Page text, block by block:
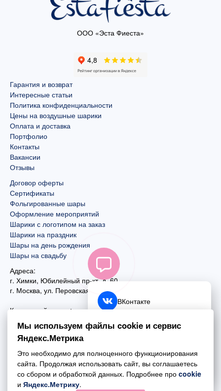
ООО «Эста Фиеста»
Гарантия и возврат
Интересные статьи
Политика конфиденциальности
Цены на воздушные шарики
Оплата и доставка
Портфолио
Контакты
Вакансии
Отзывы
Договор оферты
Сертификаты
Фольгированные шары
Оформление мероприятий
Шарики с логотипом на заказ
Шарики на праздник
Шары на день рождения
Шары на свадьбу
Адреса:
г. Химки, Юбилейный пр-кт, д. 60
г. Москва, ул. Перовская, д. 59
Контактный номер:
+7 (495) 970-44-75
Почта:
mail@esta-fiesta.ru
Режим работы интернет-магазина:
ВКонтакте
Telegram
Обратный звонок
Мы используем файлы cookie и сервис
Яндекс.Метрика
Это необходимо для полноценного функционирования
сайта. Продолжая использовать сайт, вы соглашаетесь
со сбором и обработкой данных. Подробнее про cookie
и Яндекс.Метрику.